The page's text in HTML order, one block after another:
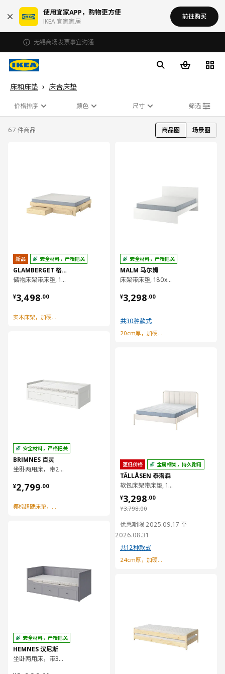
使用宜家APP，购物更方便
IKEA 宜家家居
前往购买
无锡商场发票事宜沟通
床和床垫 床含床垫
价格排序 颜色 尺寸 筛选
67 件商品 商品图 场景图
新品 安全材料，严格把关
GLAMBERGET 格朗贝里
储物床架带床垫, 150x200 厘米
¥3,498.00
¥ 3498.00
实木床架，加硬弹簧床垫
安全材料，严格把关
BRIMNES 百灵
坐卧两用床，带2个抽屉/2个床垫, 80x200 厘米
¥2,799.00
¥ 2799.00
椰棕超硬床垫，结实支撑
安全材料，严格把关
HEMNES 汉尼斯
坐卧两用床，带3个抽屉/2个床垫, 80x200 厘米
安全材料，严格把关
MALM 马尔姆
床架带床垫, 180x200 厘米
¥3,298.00
¥ 3298.00
共30种款式
20cm厚，加硬型弹簧床垫
更低价格 金属框架，持久耐用
TÄLLÅSEN 泰洛森
软包床架带床垫, 150x200 厘米
¥3,798.00
¥ 3798.00
¥3,298.00
¥ 3298.00
优惠期限 2025.09.17 至
2026.08.31
共12种款式
24cm厚，加硬型弹簧床垫